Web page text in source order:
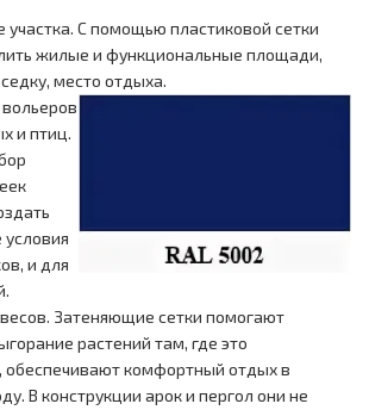
участка. С помощью пластиковой сетки
жилые и функциональные площади,
место отдыха.
и птиц.
и для
Затеняющие сетки помогают
растений там, где это
обеспечивают комфортный отдых в
В конструкции арок и пергол они не